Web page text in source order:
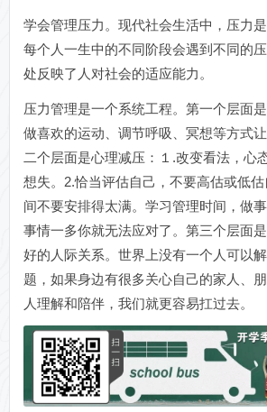
学会管理压力。现代社会生活中，压力
每个人一生中的不同阶段会遇到不同的
处反映了人对社会的适应能力。
压力管理是一个系统工程。第一个层面
做喜欢的运动、调节呼吸、冥想等方式
二个层面是心理减压：１.改变看法，心
想失。2.恰当评估自己，不要高估或低
间不要安排得太满。学习管理时间，做
事情一多你就无法应对了。第三个层面
好的人际关系。世界上没有一个人可以
题，如果身边有很多关心自己的家人、
人理解和陪伴，我们就更容易扛过去。